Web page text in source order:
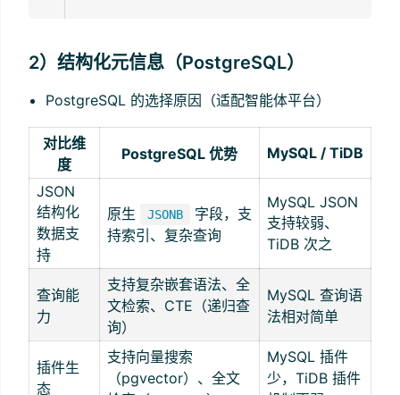
2）结构化元信息（PostgreSQL）
PostgreSQL 的选择原因（适配智能体平台）
对比维
度
PostgreSQL 优势 MySQL / TiDB
JSON
结构化
数据支
持
原生 JSONB
字段，支
持索引、复杂查询
MySQL JSON
支持较弱、
TiDB 次之
查询能
力
支持复杂嵌套语法、全
文检索、CTE（递归查
询）
MySQL 查询语
法相对简单
插件生
态
支持向量搜索
（pgvector）、全文
MySQL 插件
少，TiDB 插件